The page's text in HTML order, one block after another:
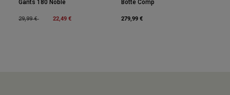
Gants 180 Noble
Price reduced from
29,99 €to 22,49 €
Botte Comp
279,99 €